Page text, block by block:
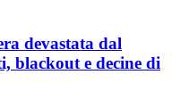
devastata dal
blackout e decine di